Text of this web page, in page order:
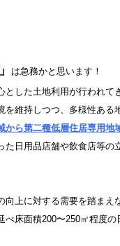
」
は急務かと思います！
とした土地利用が行われ
維持しつつ、多様性ある
ら第二種低層住居専用地
日用品店舗や飲食店等
向上に対する需要を踏ま
床面積200〜250㎡程度